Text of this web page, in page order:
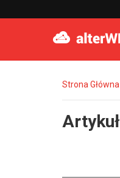
Strona Główna